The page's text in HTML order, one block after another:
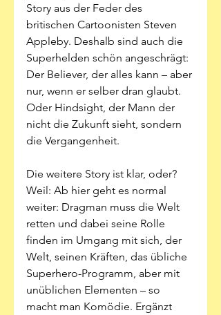
Story aus der Feder des
britischen Cartoonisten Steven
Appleby. Deshalb sind auch die
Superhelden schön angeschrägt:
Der Believer, der alles kann – aber
nur, wenn er selber dran glaubt.
Oder Hindsight, der Mann der
nicht die Zukunft sieht, sondern
die Vergangenheit.
Die weitere Story ist klar, oder?
Weil: Ab hier geht es normal
weiter: Dragman muss die Welt
retten und dabei seine Rolle
finden im Umgang mit sich, der
Welt, seinen Kräften, das übliche
Superhero-Programm, aber mit
unüblichen Elementen – so
macht man Komödie. Ergänzt